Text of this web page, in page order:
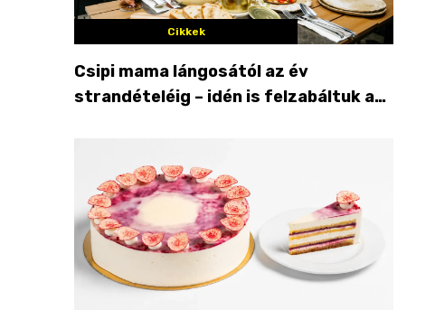
Cikkek
Csipi mama lángosától az év
strandételéig – idén is felzabáltuk a